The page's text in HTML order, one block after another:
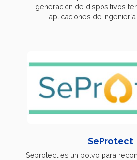
generación de dispositivos
aplicaciones de ingeniería
SeProtect
Seprotect es un polvo para